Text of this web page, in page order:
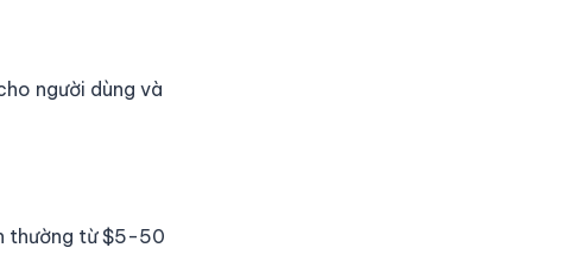
người dùng và
thường từ $5-50